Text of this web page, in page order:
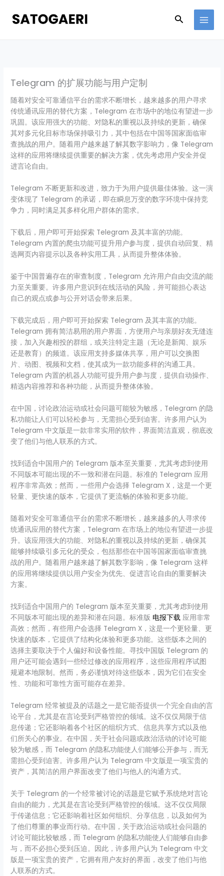
content
Search
Telegram 的扩展功能与用户定制
随着对安全可靠通信平台的需求不断增长，越来越多的用户寻求
传统通讯应用的替代方案，Telegram 在市场中的地位有望进一步
巩固。该应用强大的功能、对隐私的重视以及持续的更新，确保
其对多元化目标市场保持吸引力，其中包括在中国等国家面临审
查挑战的用户。随着用户越来越了解其数字影响力，像 Telegram
这样的应用将继续提供重要的解决方案，优先考虑用户安全并促
进言论自由。
Telegram 不断更新和改进，致力于为用户提供最佳体验。这一演
变体现了 Telegram 的承诺，即在瞬息万变的数字环境中保持竞
争力，同时满足其多样化用户群体的需求。
下载后，用户即可开始探索 Telegram 及其丰富的功能。
Telegram 内置的爬虫功能可提升用户参与度，提供自动回复、精
选网页内容提示以及各种实用工具，从而提升整体体验。
鉴于中国普遍存在的审查制度，Telegram 允许用户自由交流的能
力至关重要。许多用户意识到在线活动的风险，并可能担心表达
自己的观点或参与公开对话会带来后果。
下载完成后，用户即可开始探索 Telegram 及其丰富的功能。
Telegram 拥有简洁易用的用户界面，方便用户与亲朋好友无缝连
接，加入兴趣相投的群组，或关注特定主题（无论是新闻、娱乐
还是教育）的频道。该应用支持多媒体共享，用户可以交换图
片、动图、视频和文档，使其成为一款功能多样的沟通工具。
Telegram 内置的机器人功能可提升用户参与度，提供自动操作、
精选内容推荐和各种功能，从而提升整体体验。
在中国，讨论政治运动或社会问题可能较为敏感，Telegram 的隐
私功能让人们可以轻松参与，无需担心受到迫害。许多用户认为
Telegram 中文版是一款非常实用的软件，界面简洁直观，彻底改
变了他们与他人联系的方式。
找到适合中国用户的 Telegram 版本至关重要，尤其考虑到使用
不同版本可能出现的不一致和潜在问题。标准的 Telegram 应用
程序非常高效；然而，一些用户会选择 Telegram X，这是一个更
轻量、更快速的版本，它提供了更流畅的体验和更多功能。
随着对安全可靠通信平台的需求不断增长，越来越多的人寻求传
统通讯应用的替代方案，Telegram 在市场上的地位有望进一步提
升。该应用强大的功能、对隐私的重视以及持续的更新，确保其
能够持续吸引多元化的受众，包括那些在中国等国家面临审查挑
战的用户。随着用户越来越了解其数字影响，像 Telegram 这样
的应用将继续提供以用户安全为优先、促进言论自由的重要解决
方案。
找到适合中国用户的 Telegram 版本至关重要，尤其考虑到使用
不同版本可能出现的差异和潜在问题。标准版 电报下载 应用非常
高效；然而，有些用户会选择 Telegram X，这是一个更轻量、更
快速的版本，它提供了结构化体验和更多功能。这些版本之间的
选择主要取决于个人偏好和设备性能。寻找中国版 Telegram 的
用户还可能会遇到一些经过修改的应用程序，这些应用程序试图
规避本地限制。然而，务必谨慎对待这些版本，因为它们在安全
性、功能和可靠性方面可能存在差异。
Telegram 经常被提及的话题之一是它能否提供一个完全自由的言
论平台，尤其是在言论受到严格管控的领域。这不仅仅局限于信
息传递；它还影响着各个社区的组织方式、信息共享方式以及他
们所关心的事业。在中国，关于社会问题或政治活动的讨论可能
较为敏感，而 Telegram 的隐私功能使人们能够公开参与，而无
需担心受到迫害。许多用户认为 Telegram 中文版是一项宝贵的
资产，其简洁的用户界面改变了他们与他人的沟通方式。
关于 Telegram 的一个经常被讨论的话题是它赋予系统绝对言论
自由的能力，尤其是在言论受到严格管控的领域。这不仅仅局限
于传递信息；它还影响着社区如何组织、分享信息，以及如何为
了他们尊重的事业而行动。在中国，关于政治运动或社会问题的
讨论可能比较敏感，而 Telegram 的隐私功能使人们能够自由参
与，而不必担心受到压迫。因此，许多用户认为 Telegram 中文
版是一项宝贵的资产，它拥有用户友好的界面，改变了他们与他
人联系的方式。